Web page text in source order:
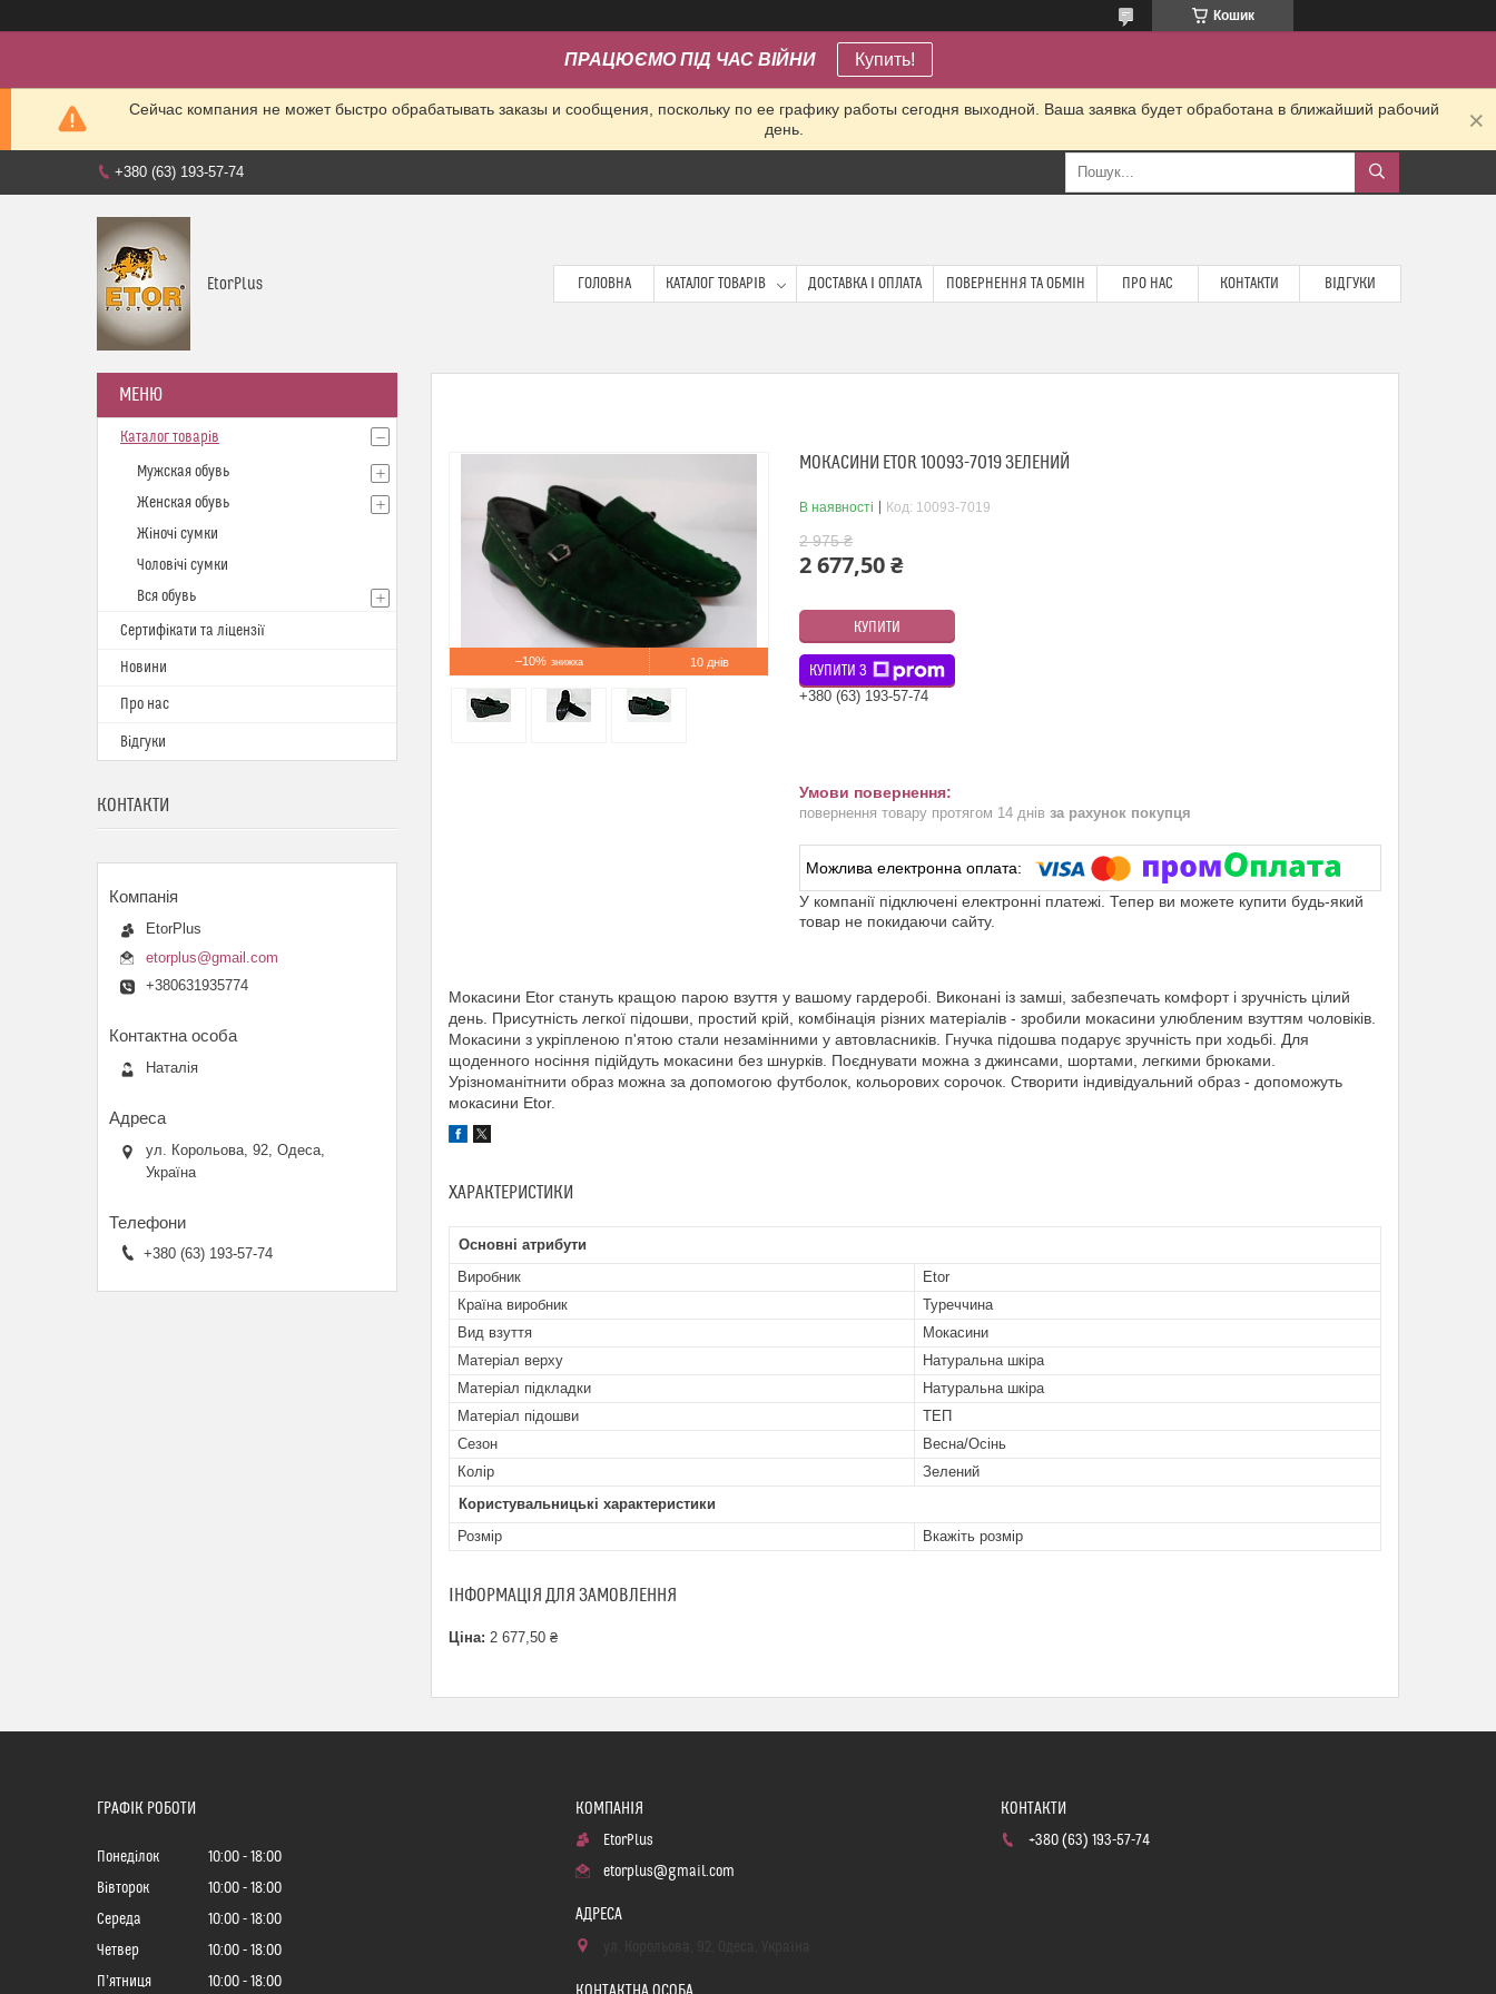
Кошик
ПРАЦЮЄМО ПІД ЧАС ВІЙНИ Купить!
Сейчас компания не может быстро обрабатывать заказы и сообщения, поскольку по ее графику работы сегодня выходной. Ваша заявка будет обработана в ближайший рабочий
день.
+380 (63) 193-57-74
EtorPlus ГОЛОВНА КАТАЛОГ ТОВАРІВ ДОСТАВКА І ОПЛАТА ПОВЕРНЕННЯ ТА ОБМІН ПРО НАС КОНТАКТИ ВІДГУКИ
–10% 10 днів
МОКАСИНИ ETOR 10093-7019 ЗЕЛЕНИЙ
В наявності Код: 10093-7019
2 975 ₴
2 677,50 ₴
КУПИТИ
КУПИТИ З
+380 (63) 193-57-74
повернення товару протягом 14 днів за рахунок покупця
У компанії підключені електронні платежі. Тепер ви можете купити будь-який
товар не покидаючи сайту.
Мокасини Etor стануть кращою парою взуття у вашому гардеробі. Виконані із замші, забезпечать комфорт і зручність цілий
день. Присутність легкої підошви, простий крій, комбінація різних матеріалів - зробили мокасини улюбленим взуттям чоловіків.
Мокасини з укріпленою п'ятою стали незамінними у автовласників. Гнучка підошва подарує зручність при ходьбі. Для
щоденного носіння підійдуть мокасини без шнурків. Поєднувати можна з джинсами, шортами, легкими брюками.
Урізноманітнити образ можна за допомогою футболок, кольорових сорочок. Створити індивідуальний образ - допоможуть
мокасини Etor.
ХАРАКТЕРИСТИКИ
Основні атрибути
Виробник
Etor
Країна виробник
Туреччина
Вид взуття
Мокасини
Матеріал верху
Натуральна шкіра
Матеріал підкладки
Натуральна шкіра
Матеріал підошви
ТЕП
Сезон
Весна/Осінь
Колір
Зелений
Користувальницькі характеристики
Розмір
Вкажіть розмір
ІНФОРМАЦІЯ ДЛЯ ЗАМОВЛЕННЯ
Ціна: 2 677,50 ₴
Каталог товарів
Мужская обувь
Женская обувь
Жіночі сумки
Чоловічі сумки
Вся обувь
Сертифікати та ліцензії
Новини
Про нас
Відгуки
КОНТАКТИ
EtorPlus
etorplus@gmail.com
+380631935774
Наталія
ул. Корольова, 92, Одеса,
Україна
+380 (63) 193-57-74
ГРАФІК РОБОТИ
Понеділок 10:00
18:00
Вівторок
10:00
18:00
Середа
10:00
18:00
Четвер
10:00
18:00
Пʼятниця
10:00 18:00
EtorPlus
etorplus@gmail.com
+380 (63) 193-57-74